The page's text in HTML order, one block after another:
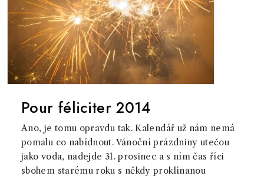
Pour féliciter 2014
Ano, je tomu opravdu tak. Kalendář už nám nemá
pomalu co nabídnout. Vánoční prázdniny utečou
jako voda, nadejde 31. prosinec a s ním čas říci
sbohem starému roku s někdy proklínanou